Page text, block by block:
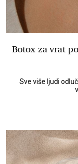
Botox za vrat
Sve više ljudi